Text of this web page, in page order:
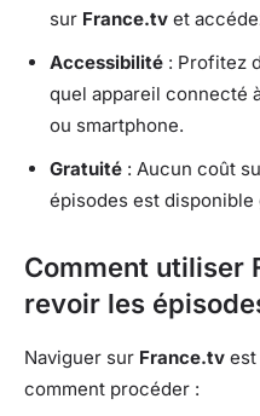
sur France.tv et
Accessibilité : Profitez
quel appareil connecté
ou smartphone.
Gratuité : Aucun coût
épisodes est disponible
Comment utiliser
revoir les
Naviguer sur France.tv est
comment procéder :